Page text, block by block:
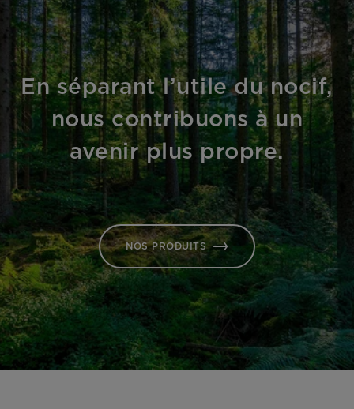
En séparant l’utile du nocif,
nous contribuons à un
avenir plus propre.
NOS PRODUITS